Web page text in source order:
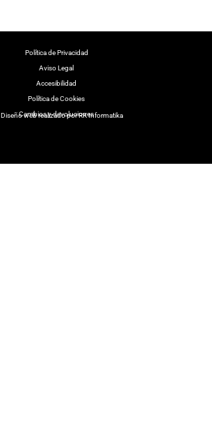
Polí­tica de Privacidad
Aviso Legal
Accesibilidad
Política de Cookies
Cambios y devoluciones
Diseño web realizado por RK Informatika